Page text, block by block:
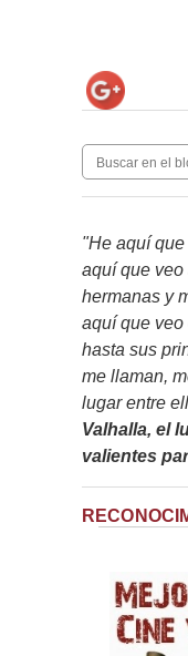
"He aquí
aquí que veo
hermanas y
aquí que
hasta sus
me llaman,
lugar entre
Valhalla, el
valientes